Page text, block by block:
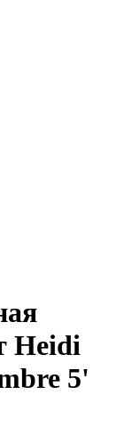
Heidi
5'